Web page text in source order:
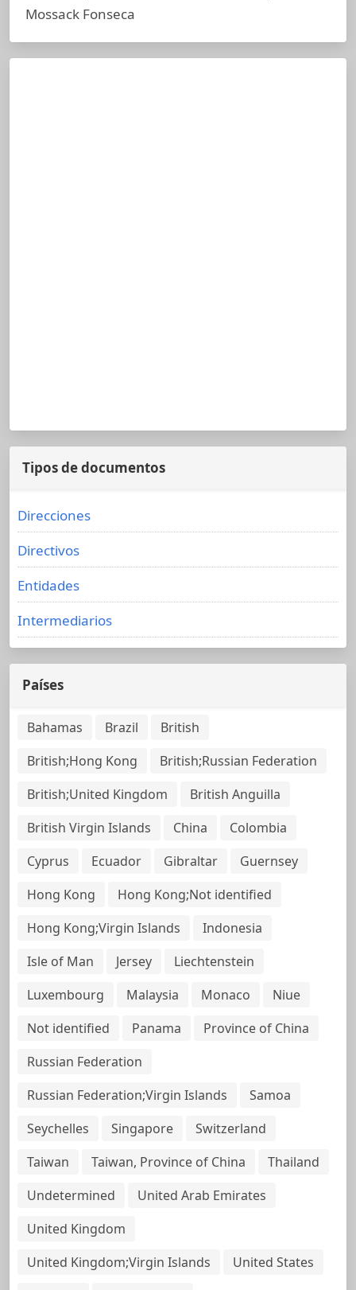
Mossack Fonseca
Tipos de documentos
Direcciones
Directivos
Entidades
Intermediarios
Países
Bahamas Brazil
British
British;Hong Kong
British;Russian Federation
British;United Kingdom
British Anguilla
British Virgin Islands
China
Colombia
Cyprus
Ecuador Gibraltar
Guernsey
Hong Kong
Hong Kong;Not identified
Hong Kong;Virgin Islands
Indonesia
Isle of Man
Jersey
Liechtenstein
Luxembourg
Malaysia Monaco
Niue
Not identified
Panama
Province of China
Russian Federation
Russian Federation;Virgin Islands
Samoa
Seychelles
Singapore
Switzerland
Taiwan
Taiwan, Province of China
Thailand
Undetermined
United Arab Emirates
United Kingdom
United Kingdom;Virgin Islands
United States